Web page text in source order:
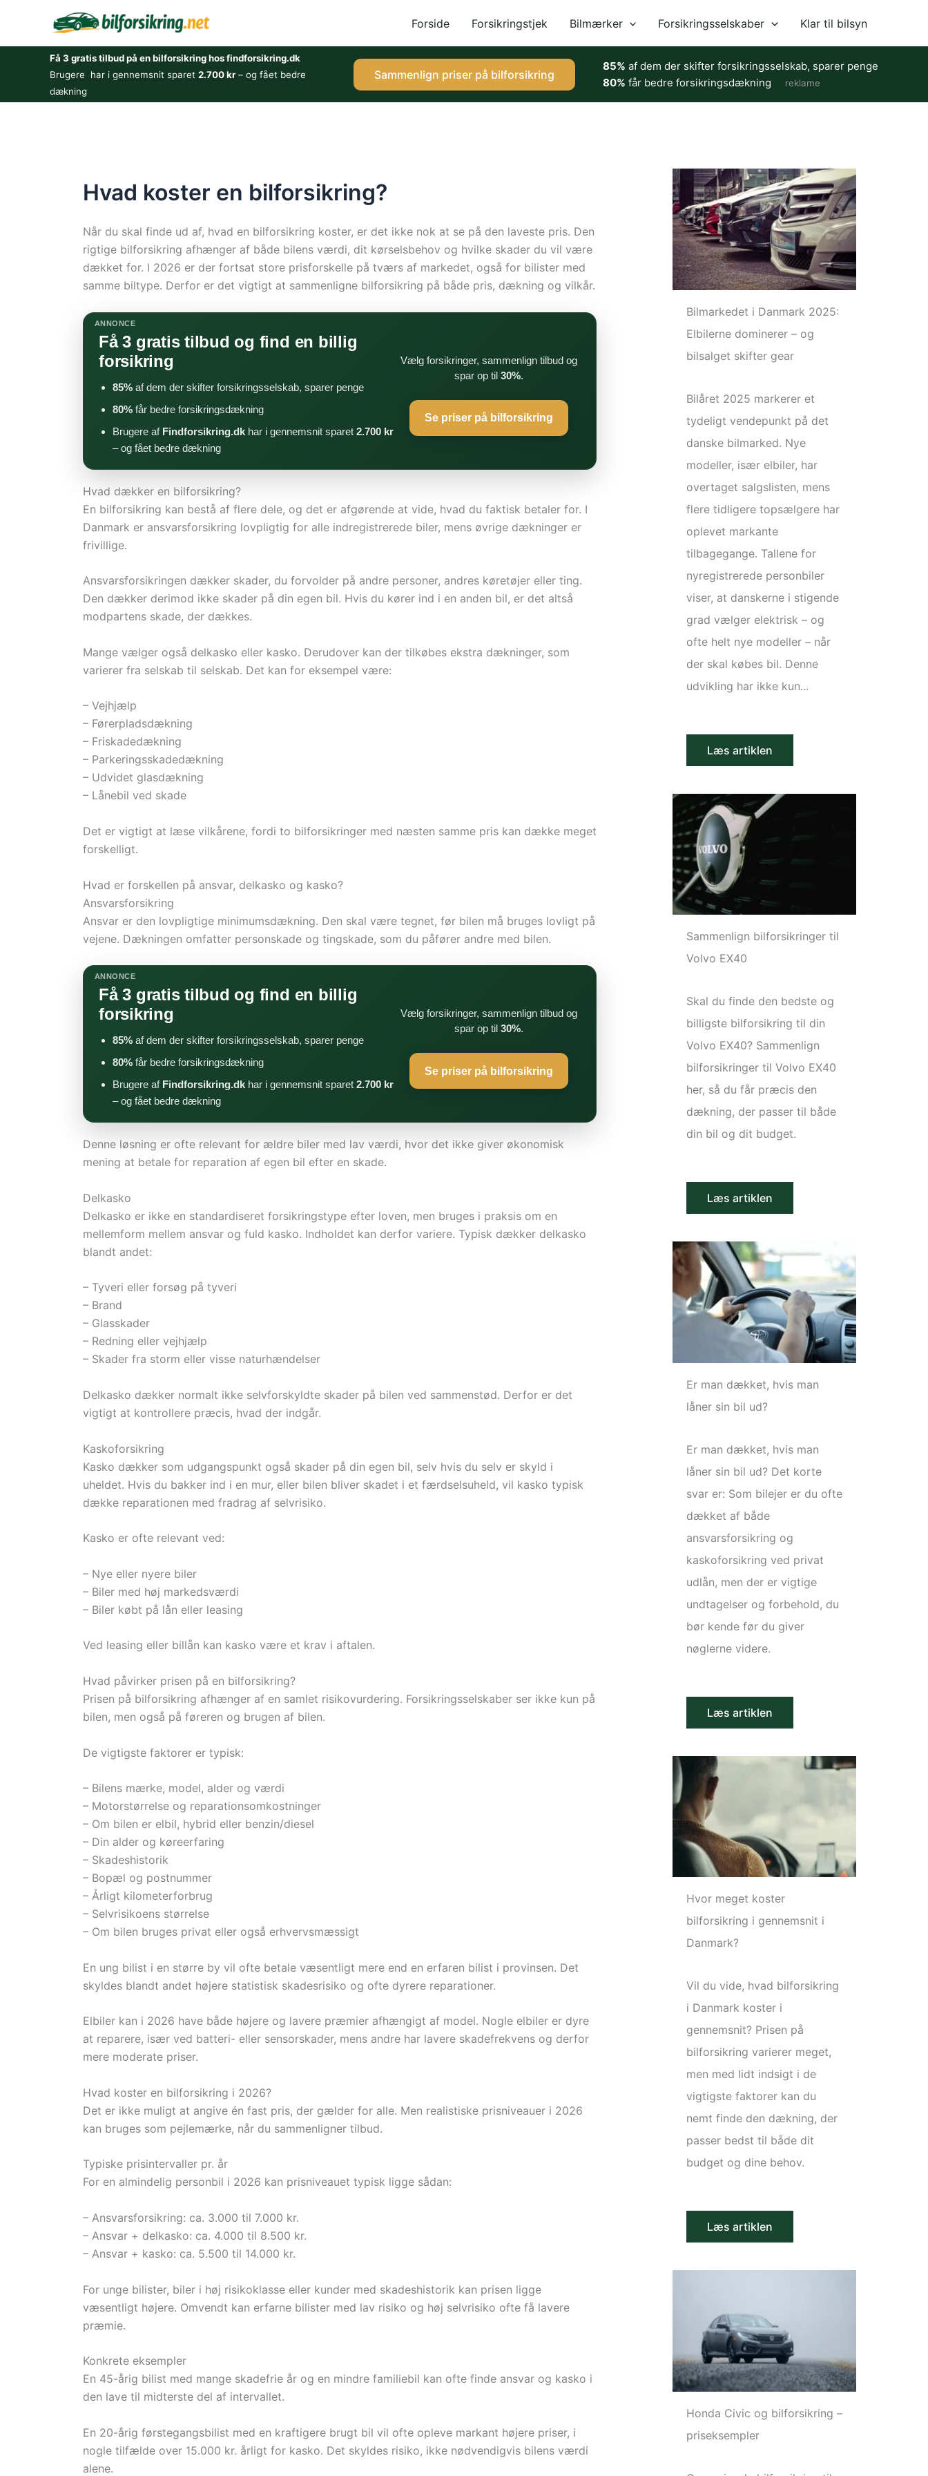
indholdet
Forside Forsikringstjek Bilmærker Forsikringsselskaber Klar til bilsyn
Få 3 gratis tilbud på en bilforsikring hos findforsikring.dk
Brugere har i gennemsnit sparet 2.700 kr– og fået bedre
dækning
Sammenlign priser på bilforsikring
85% af dem der skifter forsikringsselskab, sparer penge
80% får bedre forsikringsdækning reklame
Hvad koster en bilforsikring?
Når du skal finde ud af, hvad en bilforsikring koster, er det ikke nok at se på den laveste pris. Den
rigtige bilforsikring afhænger af både bilens værdi, dit kørselsbehov og hvilke skader du vil være
dækket for. I 2026 er der fortsat store prisforskelle på tværs af markedet, også for bilister med
samme biltype. Derfor er det vigtigt at sammenligne bilforsikring på både pris, dækning og vilkår.
ANNONCE
Få 3 gratis tilbud og find en billig
forsikring
85% af dem der skifter forsikringsselskab, sparer penge
80% får bedre forsikringsdækning
Brugere af Findforsikring.dk har i gennemsnit sparet 2.700 kr
– og fået bedre dækning
Vælg forsikringer, sammenlign tilbud og
spar op til30%.
Se priser på bilforsikring
Hvad dækker en bilforsikring?
En bilforsikring kan bestå af flere dele, og det er afgørende at vide, hvad du faktisk betaler for. I
Danmark er ansvarsforsikring lovpligtig for alle indregistrerede biler, mens øvrige dækninger er
frivillige.
Ansvarsforsikringen dækker skader, du forvolder på andre personer, andres køretøjer eller ting.
Den dækker derimod ikke skader på din egen bil. Hvis du kører ind i en anden bil, er det altså
modpartens skade, der dækkes.
Mange vælger også delkasko eller kasko. Derudover kan der tilkøbes ekstra dækninger, som
varierer fra selskab til selskab. Det kan for eksempel være:
– Vejhjælp
– Førerpladsdækning
– Friskadedækning
– Parkeringsskadedækning
– Udvidet glasdækning
– Lånebil ved skade
Det er vigtigt at læse vilkårene, fordi to bilforsikringer med næsten samme pris kan dække meget
forskelligt.
Hvad er forskellen på ansvar, delkasko og kasko?
Ansvarsforsikring
Ansvar er den lovpligtige minimumsdækning. Den skal være tegnet, før bilen må bruges lovligt på
vejene. Dækningen omfatter personskade og tingskade, som du påfører andre med bilen.
ANNONCE
Få 3 gratis tilbud og find en billig
forsikring
85% af dem der skifter forsikringsselskab, sparer penge
80% får bedre forsikringsdækning
Brugere af Findforsikring.dk har i gennemsnit sparet 2.700 kr
– og fået bedre dækning
Vælg forsikringer, sammenlign tilbud og
spar op til30%.
Se priser på bilforsikring
Denne løsning er ofte relevant for ældre biler med lav værdi, hvor det ikke giver økonomisk
mening at betale for reparation af egen bil efter en skade.
Delkasko
Delkasko er ikke en standardiseret forsikringstype efter loven, men bruges i praksis om en
mellemform mellem ansvar og fuld kasko. Indholdet kan derfor variere. Typisk dækker delkasko
blandt andet:
– Tyveri eller forsøg på tyveri
– Brand
– Glasskader
– Redning eller vejhjælp
– Skader fra storm eller visse naturhændelser
Delkasko dækker normalt ikke selvforskyldte skader på bilen ved sammenstød. Derfor er det
vigtigt at kontrollere præcis, hvad der indgår.
Kaskoforsikring
Kasko dækker som udgangspunkt også skader på din egen bil, selv hvis du selv er skyld i
uheldet. Hvis du bakker ind i en mur, eller bilen bliver skadet i et færdselsuheld, vil kasko typisk
dække reparationen med fradrag af selvrisiko.
Kasko er ofte relevant ved:
– Nye eller nyere biler
– Biler med høj markedsværdi
– Biler købt på lån eller leasing
Ved leasing eller billån kan kasko være et krav i aftalen.
Hvad påvirker prisen på en bilforsikring?
Prisen på bilforsikring afhænger af en samlet risikovurdering. Forsikringsselskaber ser ikke kun på
bilen, men også på føreren og brugen af bilen.
De vigtigste faktorer er typisk:
– Bilens mærke, model, alder og værdi
– Motorstørrelse og reparationsomkostninger
– Om bilen er elbil, hybrid eller benzin/diesel
– Din alder og køreerfaring
– Skadeshistorik
– Bopæl og postnummer
– Årligt kilometerforbrug
– Selvrisikoens størrelse
– Om bilen bruges privat eller også erhvervsmæssigt
En ung bilist i en større by vil ofte betale væsentligt mere end en erfaren bilist i provinsen. Det
skyldes blandt andet højere statistisk skadesrisiko og ofte dyrere reparationer.
Elbiler kan i 2026 have både højere og lavere præmier afhængigt af model. Nogle elbiler er dyre
at reparere, især ved batteri- eller sensorskader, mens andre har lavere skadefrekvens og derfor
mere moderate priser.
Hvad koster en bilforsikring i 2026?
Det er ikke muligt at angive én fast pris, der gælder for alle. Men realistiske prisniveauer i 2026
kan bruges som pejlemærke, når du sammenligner tilbud.
Typiske prisintervaller pr. år
For en almindelig personbil i 2026 kan prisniveauet typisk ligge sådan:
– Ansvarsforsikring: ca. 3.000 til 7.000 kr.
– Ansvar + delkasko: ca. 4.000 til 8.500 kr.
– Ansvar + kasko: ca. 5.500 til 14.000 kr.
For unge bilister, biler i høj risikoklasse eller kunder med skadeshistorik kan prisen ligge
væsentligt højere. Omvendt kan erfarne bilister med lav risiko og høj selvrisiko ofte få lavere
præmie.
Konkrete eksempler
En 45-årig bilist med mange skadefrie år og en mindre familiebil kan ofte finde ansvar og kasko i
den lave til midterste del af intervallet.
En 20-årig førstegangsbilist med en kraftigere brugt bil vil ofte opleve markant højere priser, i
nogle tilfælde over 15.000 kr. årligt for kasko. Det skyldes risiko, ikke nødvendigvis bilens værdi
alene.
Bilmarkedet i Danmark 2025:
Elbilerne dominerer – og
bilsalget skifter gear
Bilåret 2025 markerer et
tydeligt vendepunkt på det
danske bilmarked. Nye
modeller, især elbiler, har
overtaget salgslisten, mens
flere tidligere topsælgere har
oplevet markante
tilbagegange. Tallene for
nyregistrerede personbiler
viser, at danskerne i stigende
grad vælger elektrisk – og
ofte helt nye modeller – når
der skal købes bil. Denne
udvikling har ikke kun...
Læs artiklen
Sammenlign bilforsikringer til
Volvo EX40
Skal du finde den bedste og
billigste bilforsikring til din
Volvo EX40? Sammenlign
bilforsikringer til Volvo EX40
her, så du får præcis den
dækning, der passer til både
din bil og dit budget.
Læs artiklen
Er man dækket, hvis man
låner sin bil ud?
Er man dækket, hvis man
låner sin bil ud? Det korte
svar er: Som bilejer er du ofte
dækket af både
ansvarsforsikring og
kaskoforsikring ved privat
udlån, men der er vigtige
undtagelser og forbehold, du
bør kende før du giver
nøglerne videre.
Læs artiklen
Hvor meget koster
bilforsikring i gennemsnit i
Danmark?
Vil du vide, hvad bilforsikring
i Danmark koster i
gennemsnit? Prisen på
bilforsikring varierer meget,
men med lidt indsigt i de
vigtigste faktorer kan du
nemt finde den dækning, der
passer bedst til både dit
budget og dine behov.
Læs artiklen
Honda Civic og bilforsikring –
priseksempler